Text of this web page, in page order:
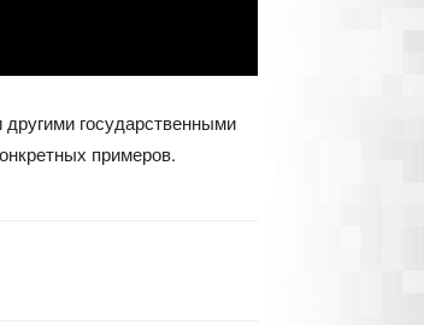
государственными
примеров.